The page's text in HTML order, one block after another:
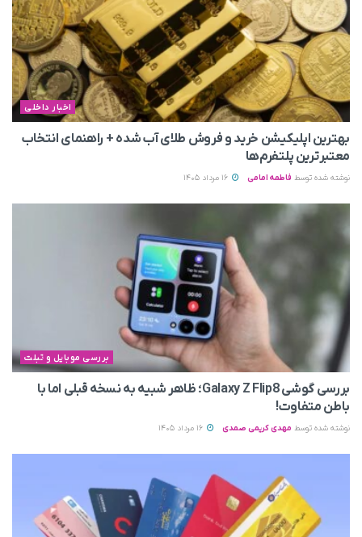
اخبار داخلی
بهترین اپلیکیشن خرید و فروش طلای آب شده + راهنمای انتخاب
معتبرترین پلتفرم‌ها
نوشته شده توسط فاطمه امامی
بررسی موبایل و تبلت
بررسی گوشی Galaxy Z Flip8؛ ظاهر شبیه به نسخه قبلی اما با
باطن متفاوت!
نوشته شده توسط مهدی کریمی صمدی